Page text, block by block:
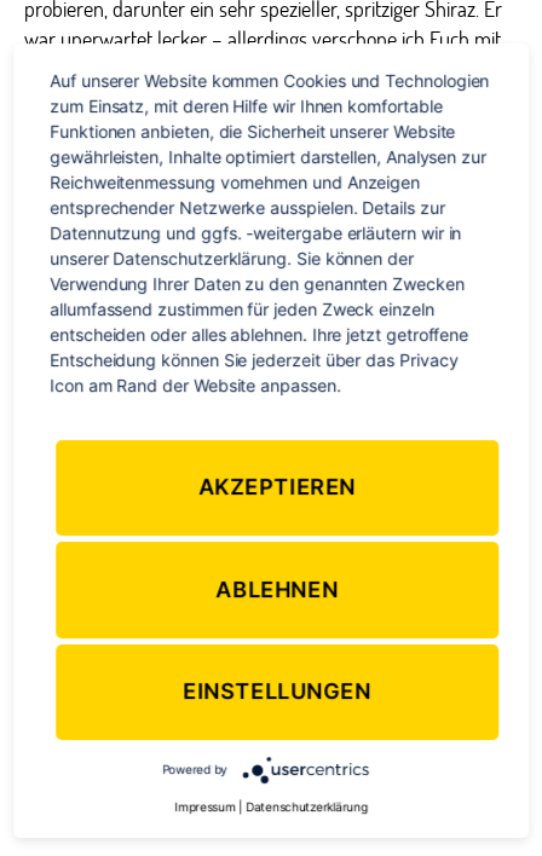
probieren, darunter ein sehr spezieller, spritziger Shiraz. Er
war unerwartet lecker – allerdings verschone ich Euch mit
so Sätzen wie „Er besaß leichte Noten von Brombeere und
Vanille, im Abgang bleibt ein Hauch von Tabak auf der
Zunge zurück.“, denn ich habe ehrlich gesagt wenig Ahnung
von Wein ;).
Ein Selfie vor dem Weinfeld
Hier hatten wir von der
Stimmung her den
Höhepunkt. Ich denke,
das lag zu gleichen
Teilen an dem
wunderbaren Ort und
an dem für diese
erhöhten Alkohol-Spiegel im Blut ;).
Käse und Wein in Franschhoek
Nach einem kurzen Zwischenstopp zurChampagner-
denn den kann man ja nur in Frankreich anbauen) auf
weiter nach Franschhoek, wo wir kurz auf dem lokalen
, auf dem es vor allemKunsthandwerk
kaufen gab, eine Schlenderpause einlegten.
Auf unserer Website kommen Cookies und Technologien
zum Einsatz, mit deren Hilfe wir Ihnen komfortable
Funktionen anbieten, die Sicherheit unserer Website
gewährleisten, Inhalte optimiert darstellen, Analysen zur
Reichweitenmessung vornehmen und Anzeigen
entsprechender Netzwerke ausspielen. Details zur
Datennutzung und ggfs. -weitergabe erläutern wir in
unserer Datenschutzerklärung. Sie können der
Verwendung Ihrer Daten zu den genannten Zwecken
allumfassend zustimmen für jeden Zweck einzeln
entscheiden oder alles ablehnen. Ihre jetzt getroffene
Entscheidung können Sie jederzeit über das Privacy
Icon am Rand der Website anpassen.
AKZEPTIEREN
ABLEHNEN
EINSTELLUNGEN
Powered by
Impressum Datenschutzerklärung